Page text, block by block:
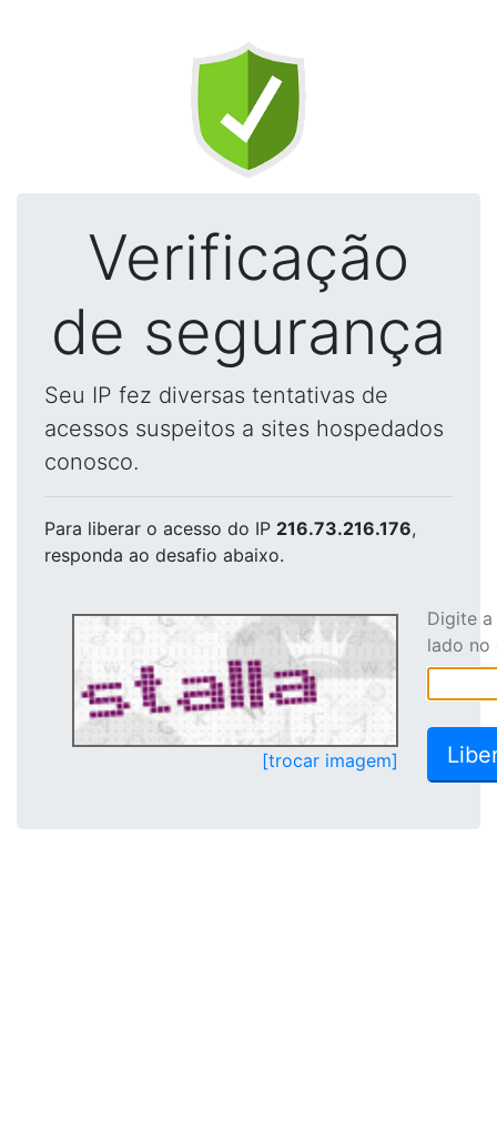
Verificação
de segurança
Seu IP fez diversas tentativas de
acessos suspeitos a sites hospedados
conosco.
Para liberar o acesso do IP 216.73.216.176,
responda ao desafio abaixo.
[trocar imagem]
Digite
lado no